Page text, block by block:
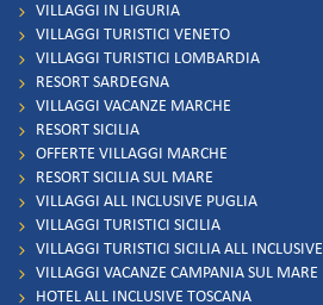
VILLAGGI IN LIGURIA
VILLAGGI TURISTICI VENETO
VILLAGGI TURISTICI LOMBARDIA
RESORT SARDEGNA
VILLAGGI VACANZE MARCHE
RESORT SICILIA
OFFERTE VILLAGGI MARCHE
RESORT SICILIA SUL MARE
VILLAGGI ALL INCLUSIVE PUGLIA
VILLAGGI TURISTICI SICILIA
VILLAGGI TURISTICI SICILIA ALL INCLUSIVE
VILLAGGI VACANZE CAMPANIA SUL MARE
HOTEL ALL INCLUSIVE TOSCANA